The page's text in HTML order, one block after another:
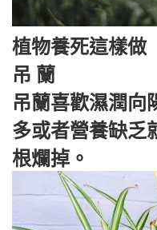
植物養死這樣做
吊 蘭
吊蘭喜歡濕潤向
多或者營養缺乏
根爛掉。